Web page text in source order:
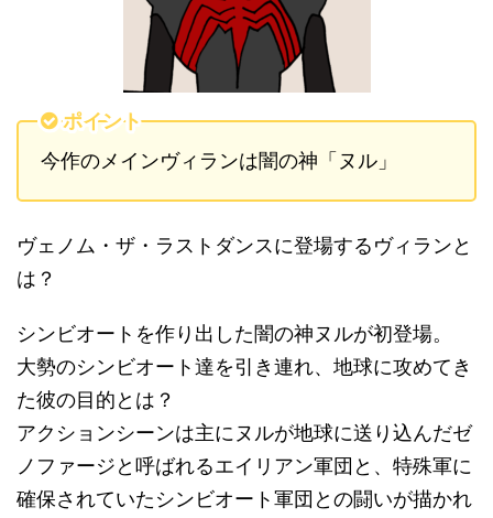
ポイント
今作のメインヴィランは闇の神「ヌル」
ヴェノム・ザ・ラストダンスに登場するヴィランと
は？
シンビオートを作り出した闇の神ヌルが初登場。
大勢のシンビオート達を引き連れ、地球に攻めてき
た彼の目的とは？
アクションシーンは主にヌルが地球に送り込んだゼ
ノファージと呼ばれるエイリアン軍団と、特殊軍に
確保されていたシンビオート軍団との闘いが描かれ